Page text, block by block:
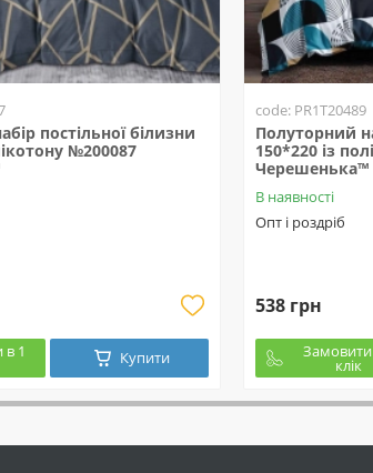
постільної білизни
№200087
1 Купити
code: PR1T20489
Полуторний
150*220 із
Черешенька™
В наявності
Опт і роздріб
538 грн
Замовити
клік